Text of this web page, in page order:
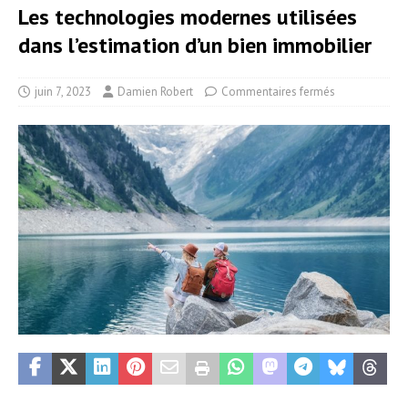
Les technologies modernes utilisées
dans l’estimation d’un bien immobilier
juin 7, 2023 Damien Robert Commentaires fermés